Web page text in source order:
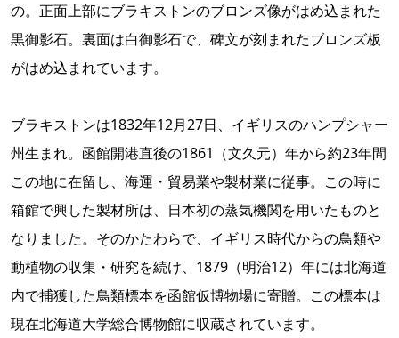
の。正面上部にブラキストンのブロンズ像がはめ込まれた
黒御影石。裏面は白御影石で、碑文が刻まれたブロンズ板
がはめ込まれています。
ブラキストンは1832年12月27日、イギリスのハンプシャー
州生まれ。函館開港直後の1861（文久元）年から約23年間
この地に在留し、海運・貿易業や製材業に従事。この時に
箱館で興した製材所は、日本初の蒸気機関を用いたものと
なりました。そのかたわらで、イギリス時代からの鳥類や
動植物の収集・研究を続け、1879（明治12）年には北海道
内で捕獲した鳥類標本を函館仮博物場に寄贈。この標本は
現在北海道大学総合博物館に収蔵されています。